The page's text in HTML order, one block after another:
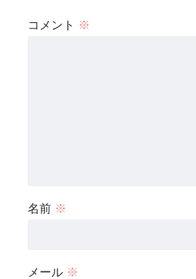
コメント ※
名前 ※
メール ※